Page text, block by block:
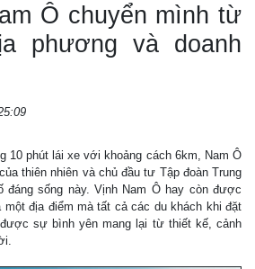
Ô chuyển mình từ
phương và doanh
10 phút lái xe với khoảng cách 6km, Nam Ô
thiên nhiên và chủ đầu tư Tập đoàn Trung
đáng sống này. Vịnh Nam Ô hay còn được
một địa điểm mà tất cả các du khách khi đặt
sự bình yên mang lại từ thiết kế, cảnh